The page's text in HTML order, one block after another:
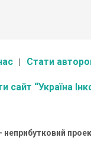
Стати
сайт “Україна
неприбутковий